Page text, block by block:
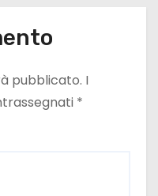
pubblicato. I
*